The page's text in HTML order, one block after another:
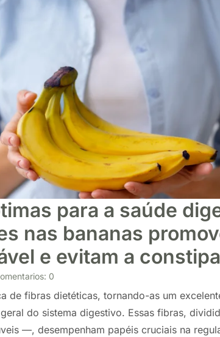
para a saúde
nas bananas
e evitam a
0
de fibras dietéticas, tornando-as um
do sistema digestivo. Essas fibras,
—, desempenham papéis cruciais na